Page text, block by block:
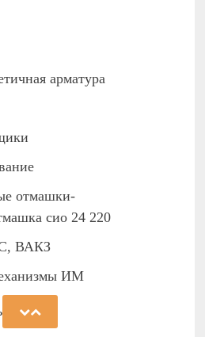
арматура
отмашки-
сио 24 220
ВАКЗ
ИМ